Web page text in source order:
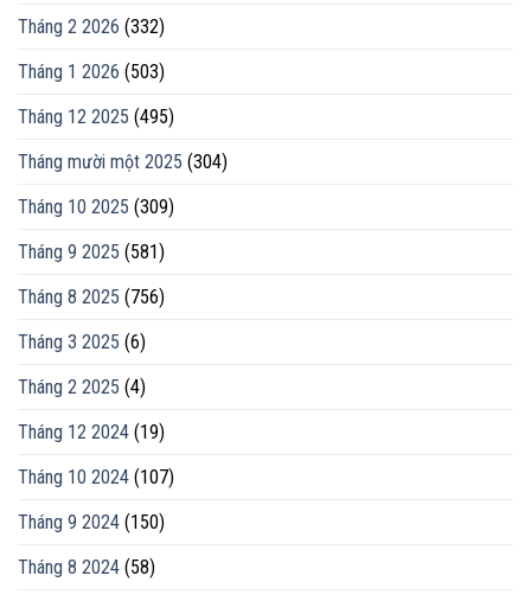
Tháng 2 2026 (332)
Tháng 1 2026 (503)
Tháng 12 2025 (495)
Tháng mười một 2025 (304)
Tháng 10 2025 (309)
Tháng 9 2025 (581)
Tháng 8 2025 (756)
Tháng 3 2025 (6)
Tháng 2 2025 (4)
Tháng 12 2024 (19)
Tháng 10 2024 (107)
Tháng 9 2024 (150)
Tháng 8 2024 (58)